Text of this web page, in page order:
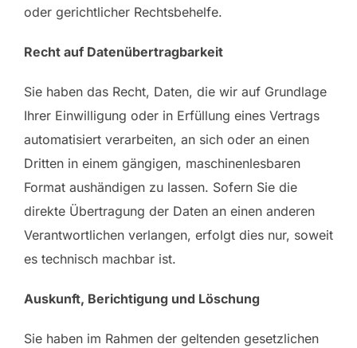
oder gerichtlicher Rechtsbehelfe.
Recht auf Daten­übertrag­barkeit
Sie haben das Recht, Daten, die wir auf Grundlage
Ihrer Einwilligung oder in Erfüllung eines Vertrags
automatisiert verarbeiten, an sich oder an einen
Dritten in einem gängigen, maschinenlesbaren
Format aushändigen zu lassen. Sofern Sie die
direkte Übertragung der Daten an einen anderen
Verantwortlichen verlangen, erfolgt dies nur, soweit
es technisch machbar ist.
Auskunft, Berichtigung und Löschung
Sie haben im Rahmen der geltenden gesetzlichen